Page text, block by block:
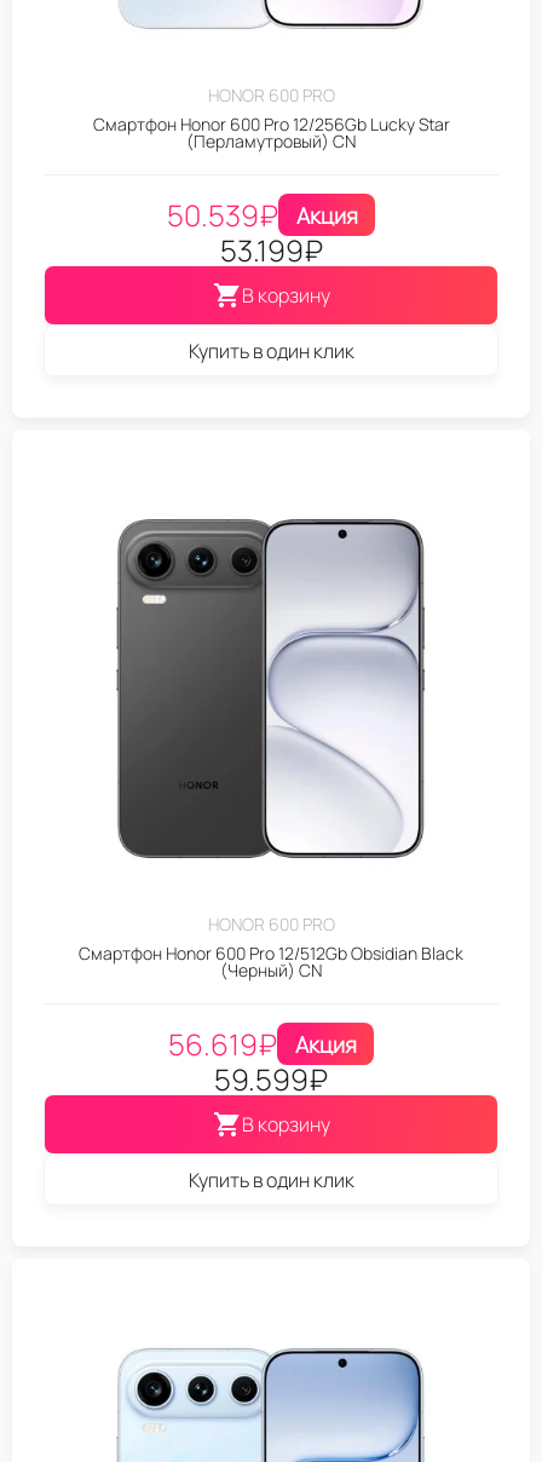
HONOR 600 PRO
Смартфон Honor 600 Pro 12/256Gb Lucky Star
(Перламутровый) CN
50.539₽ Акция
53.199₽
В корзину
Купить в один клик
HONOR 600 PRO
Смартфон Honor 600 Pro 12/512Gb Obsidian Black
(Черный) CN
56.619₽ Акция
59.599₽
В корзину
Купить в один клик